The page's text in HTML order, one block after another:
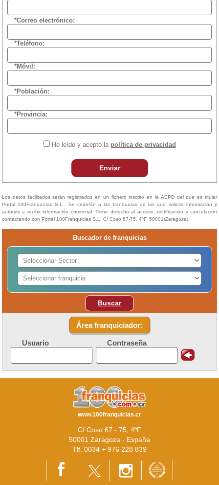
*Correo electrónico:
*Teléfono:
*Móvil:
*Población:
*Provincia:
He leído y acepto la política de privacidad
Enviar
Los datos facilitados serán registrados en un fichero inscrito en la AEPD del que es titular
Portal 100Franquicias S.L.. Se cederán a las franquicias de las que solicite información y
autoriza a recibir información comercial. Tiene derecho al acceso, rectificación y cancelación
contactando con Portal 100Franquicias S.L. C/ Coso 67-75, 4ºF, 50001(Zaragoza).
Buscador de franquicias
Buscar
Área franquiciador:
Usuario Contraseña
www.100franquicias.cr
C/ Coso 67 - 75, 4ºF
50001 Zaragoza - España
Tlf. 0034 + 976 228 839